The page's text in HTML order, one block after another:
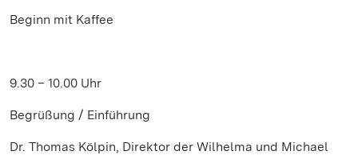
Beginn mit Kaffee
9.30 – 10.00 Uhr
Begrüßung / Einführung
Dr. Thomas Kölpin, Direktor der Wilhelma und Michael